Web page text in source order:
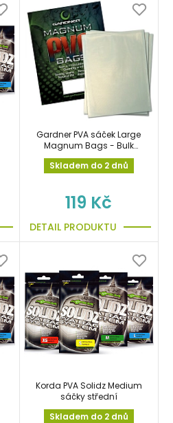
Gardner PVA sáček Large
Magnum Bags - Bulk
Pack 20ks/bal. 110 x
140mm
Skladem do 2 dnů
119 Kč
DETAIL PRODUKTU
Korda PVA Solidz Medium
sáčky střední
Skladem do 2 dnů